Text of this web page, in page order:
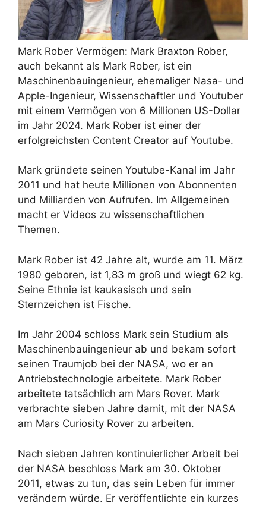
Mark Rober Vermögen: Mark Braxton Rober,
auch bekannt als Mark Rober, ist ein
Maschinenbauingenieur, ehemaliger Nasa- und
Apple-Ingenieur, Wissenschaftler und Youtuber
mit einem Vermögen von 6 Millionen US-Dollar
im Jahr 2024. Mark Rober ist einer der
erfolgreichsten Content Creator auf Youtube.
Mark gründete seinen Youtube-Kanal im Jahr
2011 und hat heute Millionen von Abonnenten
und Milliarden von Aufrufen. Im Allgemeinen
macht er Videos zu wissenschaftlichen
Themen.
Mark Rober ist 42 Jahre alt, wurde am 11. März
1980 geboren, ist 1,83 m groß und wiegt 62 kg.
Seine Ethnie ist kaukasisch und sein
Sternzeichen ist Fische.
Im Jahr 2004 schloss Mark sein Studium als
Maschinenbauingenieur ab und bekam sofort
seinen Traumjob bei der NASA, wo er an
Antriebstechnologie arbeitete. Mark Rober
arbeitete tatsächlich am Mars Rover. Mark
verbrachte sieben Jahre damit, mit der NASA
am Mars Curiosity Rover zu arbeiten.
Nach sieben Jahren kontinuierlicher Arbeit bei
der NASA beschloss Mark am 30. Oktober
2011, etwas zu tun, das sein Leben für immer
verändern würde. Er veröffentlichte ein kurzes